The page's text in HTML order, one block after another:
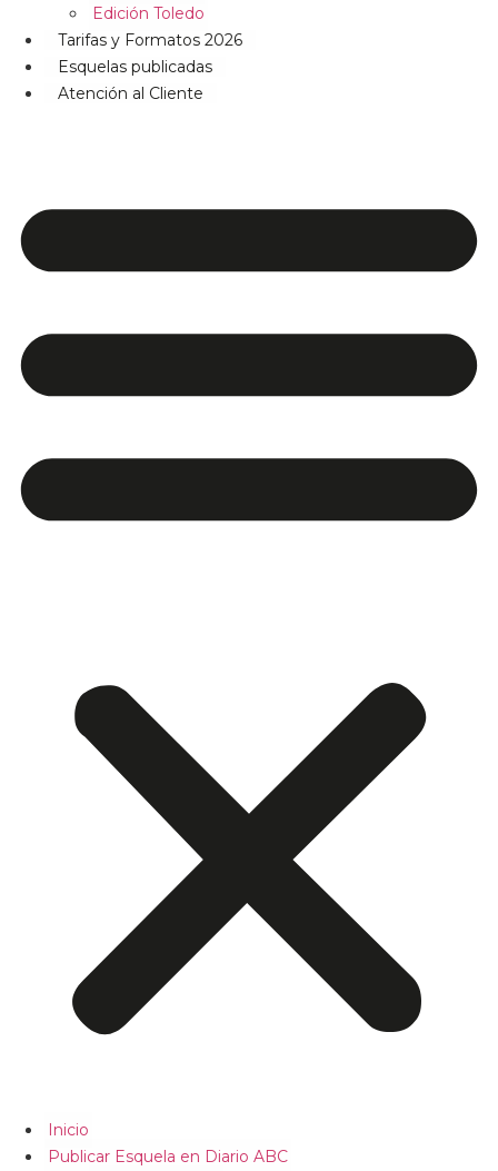
Edición Toledo
Tarifas y Formatos 2026
Esquelas publicadas
Atención al Cliente
Inicio
Publicar Esquela en Diario ABC